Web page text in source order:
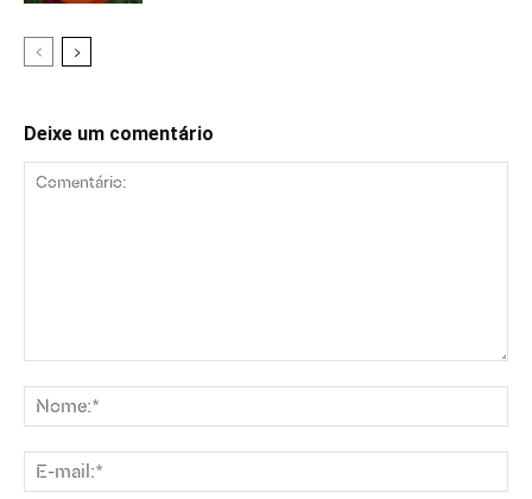
Deixe um comentário